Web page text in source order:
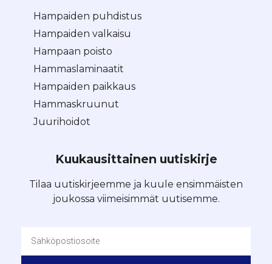
Hampaiden puhdistus
Hampaiden valkaisu
Hampaan poisto
Hammaslaminaatit
Hampaiden paikkaus
Hammaskruunut
Juurihoidot
Kuukausittainen uutiskirje
Tilaa uutiskirjeemme ja kuule ensimmäisten
joukossa viimeisimmät uutisemme.